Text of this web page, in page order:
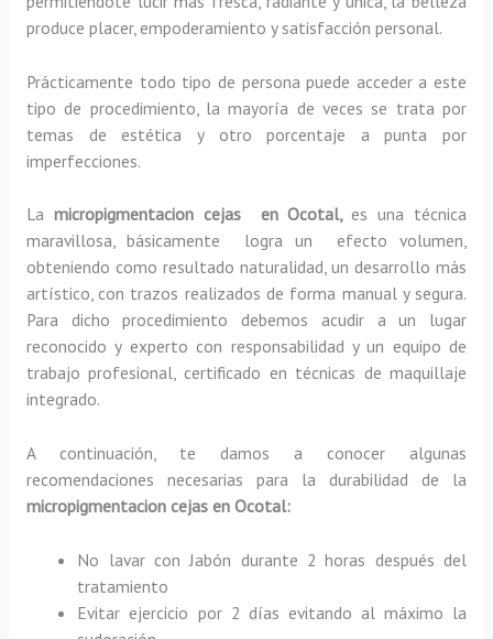
produce placer, empoderamiento y satisfacción personal.
Prácticamente todo tipo de persona puede acceder a este
tipo de procedimiento, la mayoría de veces se trata por
temas de estética y otro porcentaje a punta por
imperfecciones.
La micropigmentacion cejas en Ocotal, es una técnica
maravillosa, básicamente
logra un efecto volumen,
obteniendo como resultado naturalidad, un desarrollo más
artístico, con trazos realizados de forma manual y segura.
Para dicho procedimiento debemos acudir a un lugar
reconocido y experto con responsabilidad y un equipo de
trabajo profesional, certificado en técnicas de maquillaje
integrado.
A continuación, te damos a conocer algunas
recomendaciones necesarias para la durabilidad de la
micropigmentacion cejas en Ocotal:
No lavar con Jabón durante 2 horas después del
tratamiento
Evitar ejercicio por 2 días evitando al máximo la